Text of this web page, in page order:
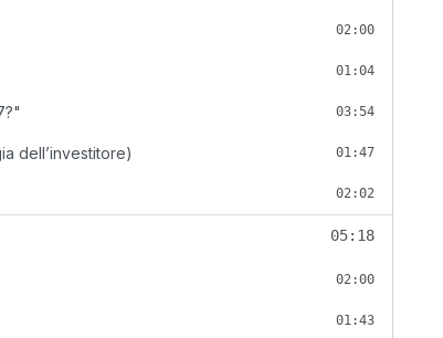
02:00
01:04
03:54
dell’investitore) 01:47
02:02
05:18
02:00
01:43